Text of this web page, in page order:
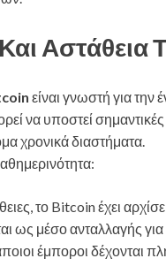
Αστάθεια
είναι γνωστή για την
να υποστεί
χρονικά διαστήματα.
το Bitcoin έχει
ως μέσο ανταλλαγής για
έμποροι δέχονται